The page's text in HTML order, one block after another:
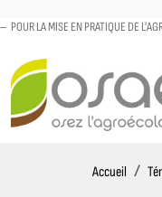
POUR LA MISE EN PRATIQUE DE
Accueil Accueil